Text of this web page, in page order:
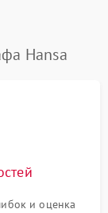
Hansa
и оценка